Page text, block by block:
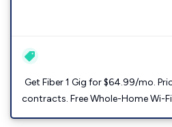
Get Fiber 1 Gig for $64.99/mo.
contracts. Free Whole-Home Wi-